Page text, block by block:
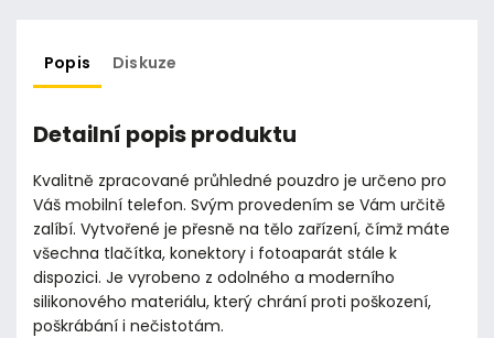
Popis Diskuze
Detailní popis produktu
Kvalitně zpracované průhledné pouzdro je určeno pro
Váš mobilní telefon. Svým provedením se Vám určitě
zalíbí. Vytvořené je přesně na tělo zařízení, čímž máte
všechna tlačítka, konektory i fotoaparát stále k
dispozici. Je vyrobeno z odolného a moderního
silikonového materiálu, který chrání proti poškození,
poškrábání i nečistotám.